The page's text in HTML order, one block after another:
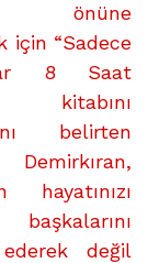
önüne
için “Sadece
8 Saat
kitabını
belirten
hayatınızı
değil